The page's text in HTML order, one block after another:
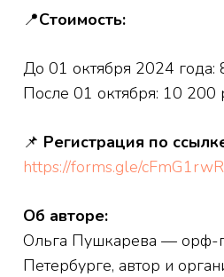
📍Стоимость:
До 01 октября 2024 года:
После 01 октября: 10 200
📌 Регистрация по
https://forms.gle/
Об авторе:
Ольга Пушкарева — орф-
Петербурге, автор и